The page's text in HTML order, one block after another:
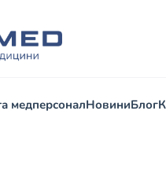
медперсоналНовиниБлог